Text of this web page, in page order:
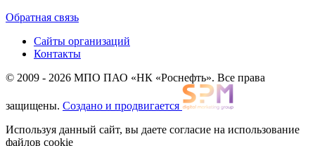
Обратная связь
Сайты организаций
Контакты
© 2009 - 2026 МПО ПАО «НК «Роснефть». Все права
защищены. Создано и продвигается
Используя данный сайт, вы даете согласие на использование
файлов cookie